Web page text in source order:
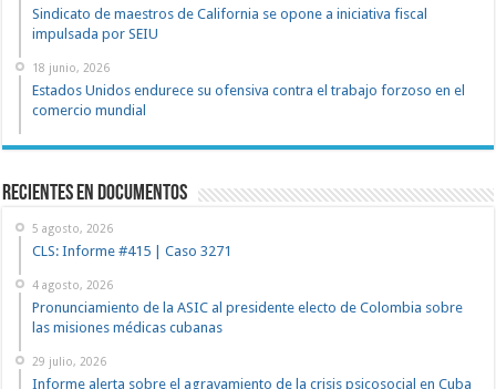
Sindicato de maestros de California se opone a iniciativa fiscal
impulsada por SEIU
18 junio, 2026
Estados Unidos endurece su ofensiva contra el trabajo forzoso en el
comercio mundial
recientes en documentos
5 agosto, 2026
CLS: Informe #415 | Caso 3271
4 agosto, 2026
Pronunciamiento de la ASIC al presidente electo de Colombia sobre
las misiones médicas cubanas
29 julio, 2026
Informe alerta sobre el agravamiento de la crisis psicosocial en Cuba